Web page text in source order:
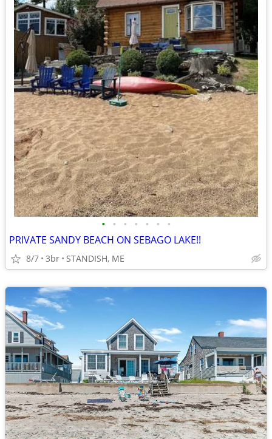
• • • • • • •
PRIVATE SANDY BEACH ON SEBAGO LAKE!!
8/7 3br STANDISH, ME